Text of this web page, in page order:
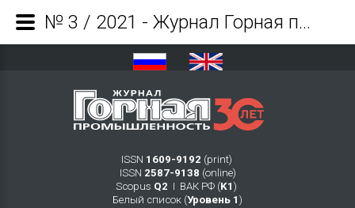
ISSN 1609-9192 (print)
ISSN 2587-9138 (online)
Scopus Q2 Ι ВАК РФ (K1 )
Белый список (Уровень 1 )
№ 3 / 2021 - Журнал Горная промышленность